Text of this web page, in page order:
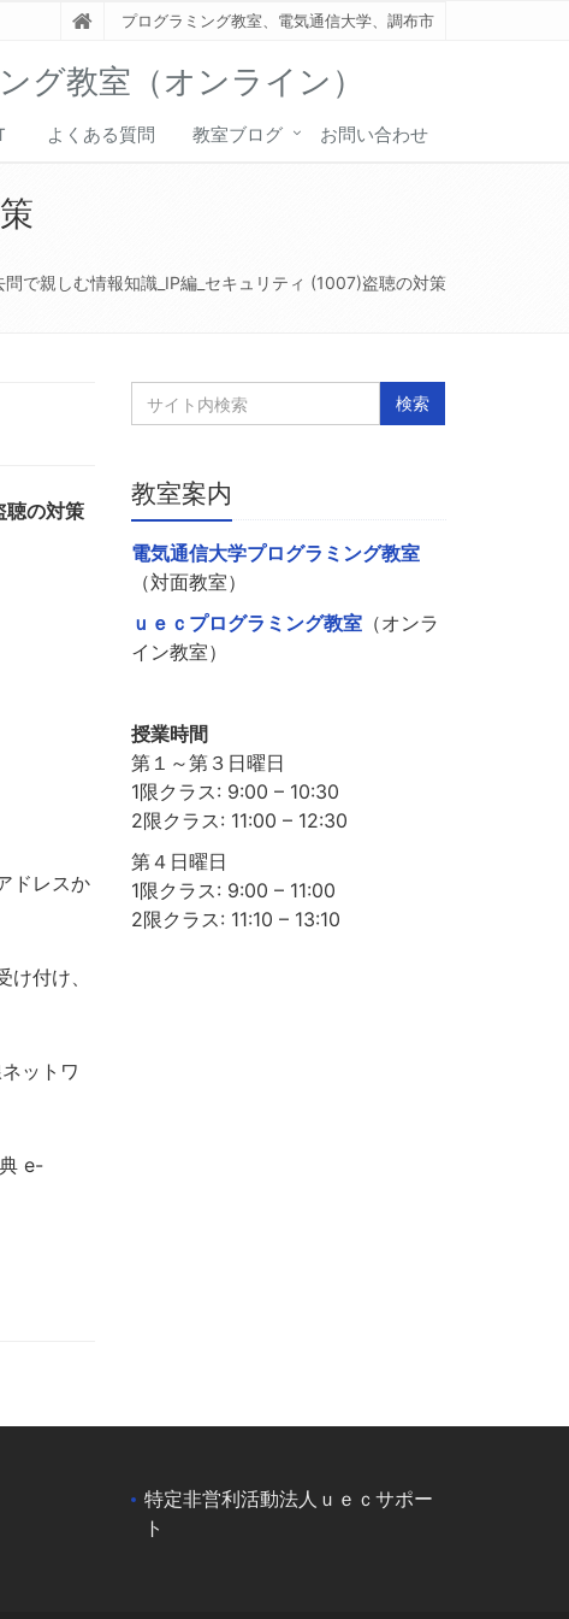
プログラミング教室、電気通信大学、調布市
グ教室（オンライン）
よくある質問 教室ブログ お問い合わせ
問で親しむ情報知識_IP編_セキュリティ (1007)盗聴の対策
聴の対策
ドレスか
付け、
ットワ
e-
教室案内
電気通信大学プログラミング教室
（対面教室）
ｕｅｃプログラミング教室（オンラ
イン教室）
授業時間
第１～第３日曜日
1限クラス: 9:00 – 10:30
2限クラス: 11:00 – 12:30
第４日曜日
1限クラス: 9:00 – 11:00
2限クラス: 11:10 – 13:10
特定非営利活動法人ｕｅｃサポー
ト